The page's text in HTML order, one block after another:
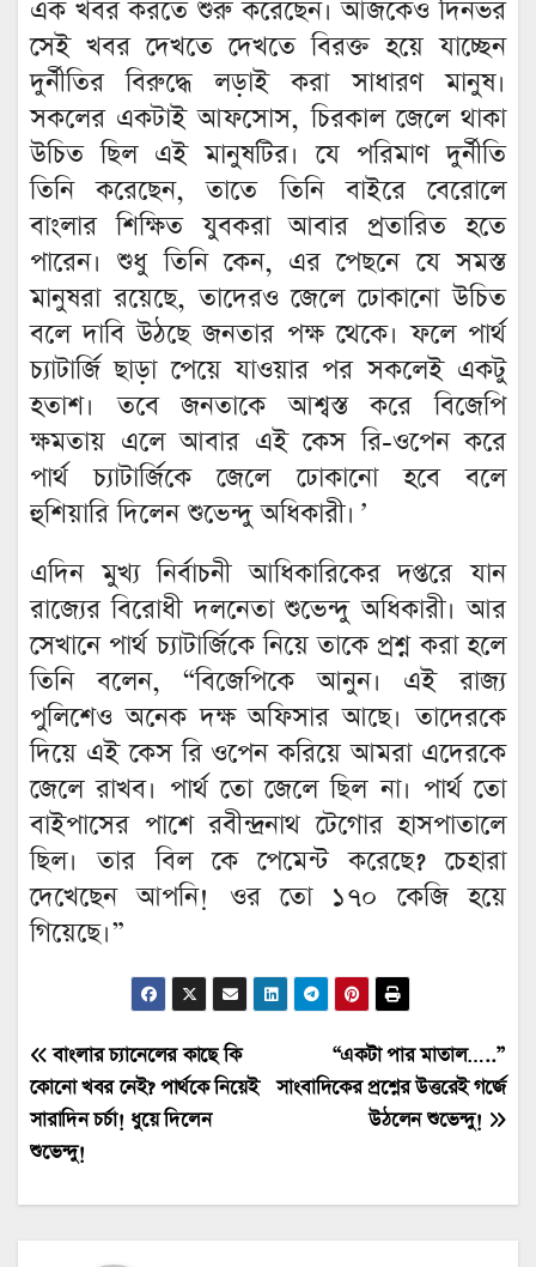
এক খবর করতে শুরু করেছেন। আজকেও দিনভর
সেই খবর দেখতে দেখতে বিরক্ত হয়ে যাচ্ছেন
দুর্নীতির বিরুদ্ধে লড়াই করা সাধারণ মানুষ।
সকলের একটাই আফসোস, চিরকাল জেলে থাকা
উচিত ছিল এই মানুষটির। যে পরিমাণ দুর্নীতি
তিনি করেছেন, তাতে তিনি বাইরে বেরোলে
বাংলার শিক্ষিত যুবকরা আবার প্রতারিত হতে
পারেন। শুধু তিনি কেন, এর পেছনে যে সমস্ত
মানুষরা রয়েছে, তাদেরও জেলে ঢোকানো উচিত
বলে দাবি উঠছে জনতার পক্ষ থেকে। ফলে পার্থ
চ্যাটার্জি ছাড়া পেয়ে যাওয়ার পর সকলেই একটু
হতাশ। তবে জনতাকে আশ্বস্ত করে বিজেপি
ক্ষমতায় এলে আবার এই কেস রি-ওপেন করে
পার্থ চ্যাটার্জিকে জেলে ঢোকানো হবে বলে
হুশিয়ারি দিলেন শুভেন্দু অধিকারী। ’
এদিন মুখ্য নির্বাচনী আধিকারিকের দপ্তরে যান
রাজ্যের বিরোধী দলনেতা শুভেন্দু অধিকারী। আর
সেখানে পার্থ চ্যাটার্জিকে নিয়ে তাকে প্রশ্ন করা হলে
তিনি বলেন, “বিজেপিকে আনুন। এই রাজ্য
পুলিশেও অনেক দক্ষ অফিসার আছে। তাদেরকে
দিয়ে এই কেস রি ওপেন করিয়ে আমরা এদেরকে
জেলে রাখব। পার্থ তো জেলে ছিল না। পার্থ তো
বাইপাসের পাশে রবীন্দ্রনাথ টেগোর হাসপাতালে
ছিল। তার বিল কে পেমেন্ট করেছে? চেহারা
দেখেছেন আপনি! ওর তো ১৭০ কেজি হয়ে
গিয়েছে।”
Post
navigation
“একটা পার মাতাল…..”
সাংবাদিকের প্রশ্নের উত্তরেই গর্জে
উঠলেন শুভেন্দু!
বাংলার চ্যানেলের কাছে কি
কোনো খবর নেই? পার্থকে নিয়েই
সারাদিন চর্চা! ধুয়ে দিলেন
শুভেন্দু!